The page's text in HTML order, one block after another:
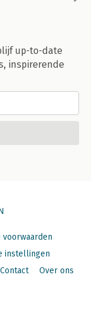
up-to-date
inspirerende
voorwaarden
instellingen
Over ons